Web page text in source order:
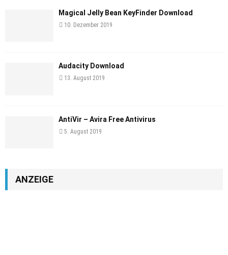
Magical Jelly Bean KeyFinder Download
10. Dezember 2019
Audacity Download
13. August 2019
AntiVir – Avira Free Antivirus
5. August 2019
ANZEIGE